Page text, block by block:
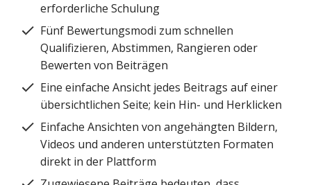
erforderliche Schulung
Fünf Bewertungsmodi zum schnellen
Qualifizieren, Abstimmen, Rangieren oder
Bewerten von Beiträgen
Eine einfache Ansicht jedes Beitrags auf einer
übersichtlichen Seite; kein Hin- und Herklicken
Einfache Ansichten von angehängten Bildern,
Videos und anderen unterstützten Formaten
direkt in der Plattform